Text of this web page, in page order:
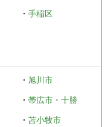
・手稲区
・ 旭川市
・帯広市・十勝
・苫小牧市